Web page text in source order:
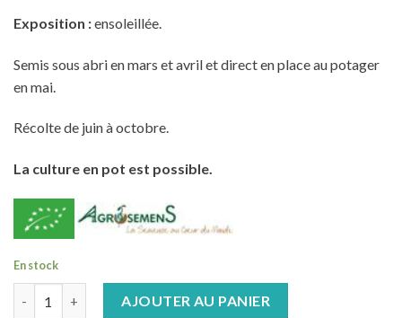
Exposition :ensoleillée.
Semis sous abri en mars et avril et direct en place au potager
en mai.
Récolte de juin à octobre.
La culture en pot est possible.
En stock
quantité de Basilic Genovese bio
AJOUTER AU PANIER